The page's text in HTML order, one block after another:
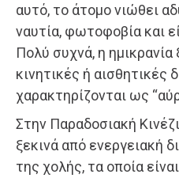
αυτό, το άτομο νιώθει
ναυτία, φωτοφοβία και
Πολύ συχνά, η ημικρανία
κινητικές ή αισθητικές
χαρακτηρίζονται ως
Στην Παραδοσιακή
ξεκινά από ενεργειακή
της χολής, τα οποία